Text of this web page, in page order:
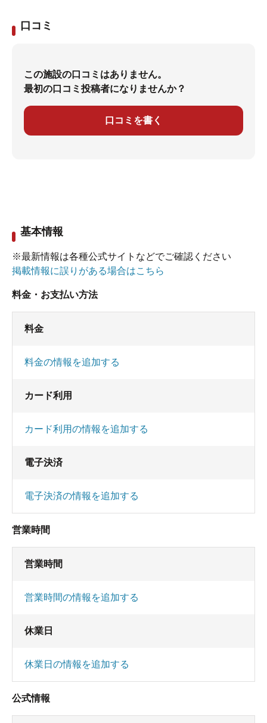
口コミ
この施設の口コミはありません。
最初の口コミ投稿者になりませんか？
口コミを書く
基本情報
※最新情報は各種公式サイトなどでご確認ください
掲載情報に誤りがある場合はこちら
料金・お支払い方法
料金
料金の情報を追加する
カード利用
カード利用の情報を追加する
電子決済
電子決済の情報を追加する
営業時間
営業時間
営業時間の情報を追加する
休業日
休業日の情報を追加する
公式情報